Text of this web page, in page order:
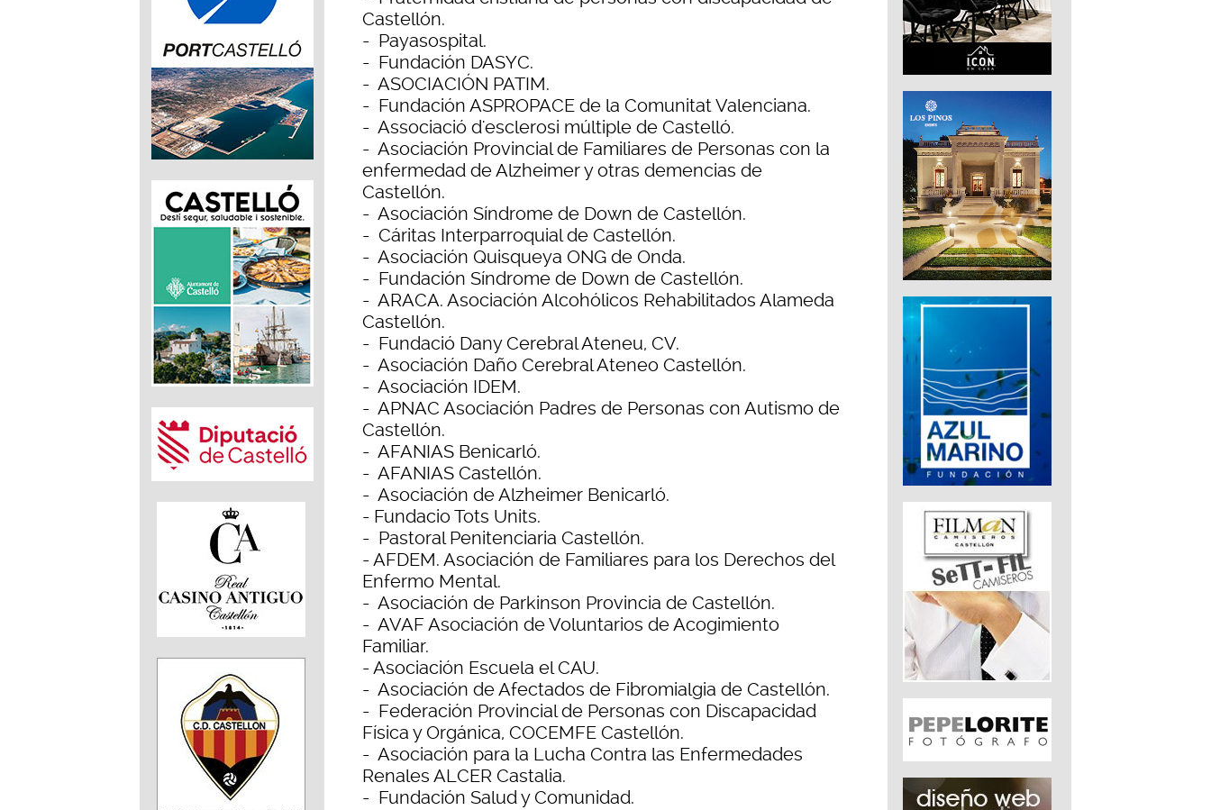
Castellón.
- Payasospital.
- Fundación DASYC.
- ASOCIACIÓN PATIM.
- Fundación ASPROPACE de la Comunitat Valenciana.
- Associació d'esclerosi múltiple de Castelló.
- Asociación Provincial de Familiares de Personas con la
enfermedad de Alzheimer y otras demencias de
Castellón.
- Asociación Síndrome de Down de Castellón.
- Cáritas Interparroquial de Castellón.
- Asociación Quisqueya ONG de Onda.
- Fundación Síndrome de Down de Castellón.
- ARACA. Asociación Alcohólicos Rehabilitados Alameda
Castellón.
- Fundació Dany Cerebral Ateneu, CV.
- Asociación Daño Cerebral Ateneo Castellón.
- Asociación IDEM.
- APNAC Asociación Padres de Personas con Autismo de
Castellón.
- AFANIAS Benicarló.
- AFANIAS Castellón.
- Asociación de Alzheimer Benicarló.
- Fundacio Tots Units.
- Pastoral Penitenciaria Castellón.
- AFDEM. Asociación de Familiares para los Derechos del
Enfermo Mental.
- Asociación de Parkinson Provincia de Castellón.
- AVAF Asociación de Voluntarios de Acogimiento
Familiar.
- Asociación Escuela el CAU.
- Asociación de Afectados de Fibromialgia de Castellón.
- Federación Provincial de Personas con Discapacidad
Física y Orgánica, COCEMFE Castellón.
- Asociación para la Lucha Contra las Enfermedades
Renales ALCER Castalia.
- Fundación Salud y Comunidad.